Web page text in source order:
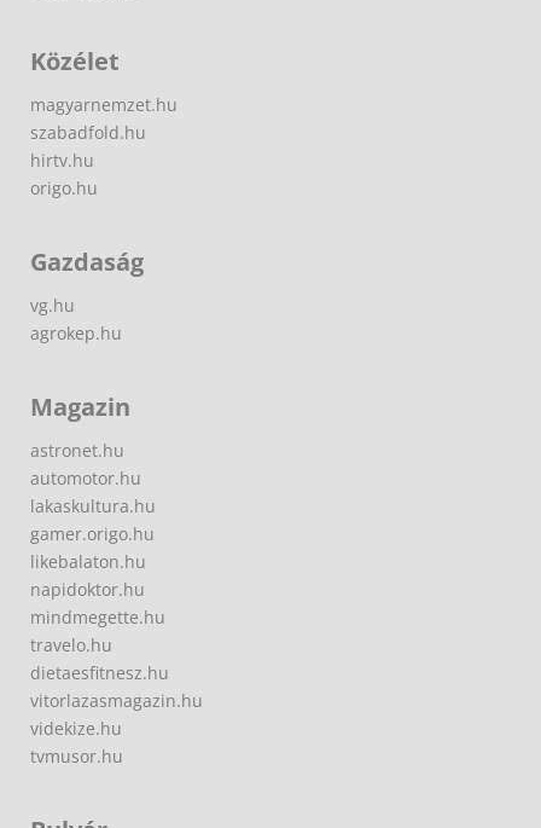
Közélet
magyarnemzet.hu
szabadfold.hu
hirtv.hu
origo.hu
Gazdaság
vg.hu
agrokep.hu
Magazin
astronet.hu
automotor.hu
lakaskultura.hu
gamer.origo.hu
likebalaton.hu
napidoktor.hu
mindmegette.hu
travelo.hu
dietaesfitnesz.hu
vitorlazasmagazin.hu
videkize.hu
tvmusor.hu